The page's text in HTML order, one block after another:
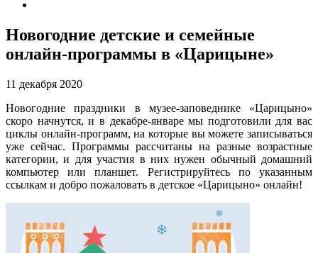
Новогодние детские и семейные
онлайн-программы в «Царицыне»
11 декабря 2020
Новогодние праздники в музее-заповеднике «Царицыно»
скоро начнутся, и в декабре-январе мы подготовили для вас
циклы онлайн-программ, на которые вы можете записываться
уже сейчас. Программы рассчитаны на разные возрастные
категории, и для участия в них нужен обычный домашний
компьютер или планшет. Регистрируйтесь по указанным
ссылкам и добро пожаловать в детское «Царицыно» онлайн!